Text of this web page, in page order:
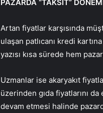
PAZARDA “TAKSİT”
Artan fiyatlar karşısında
ulaşan patlıcanı kredi
yazısı kısa sürede hem
Uzmanlar ise akaryakıt
üzerinden gıda fiyatlarını
devam etmesi halinde